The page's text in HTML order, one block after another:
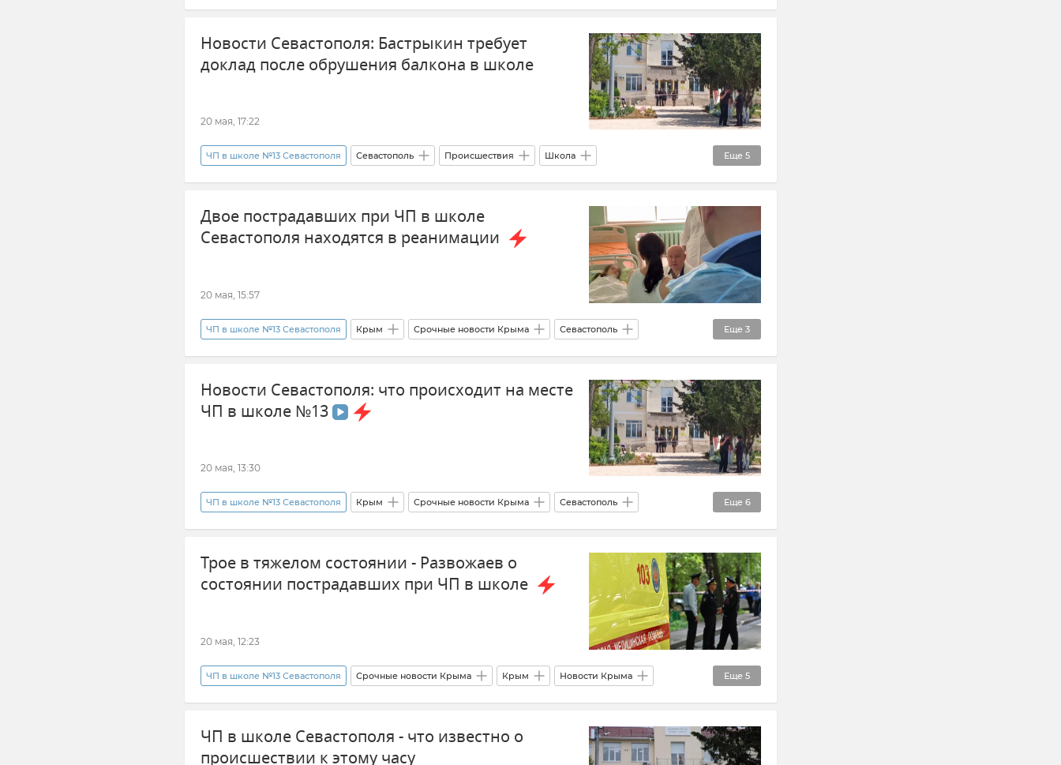
Происшествия Школа Уголовный кодекс Новости Севастополя
Новости Севастополя: Бастрыкин требует
доклад после обрушения балкона в школе
20 мая, 17:22
Еще 5
ЧП в школе №13 Севастополя Севастополь Происшествия Школа
ГСУ СК России по Крыму и Севастополю СК РФ (Следственный комитет Российской Федерации)
Александр Бастрыкин Уголовный кодекс Новости Севастополя
Двое пострадавших при ЧП в школе
Севастополя находятся в реанимации
20 мая, 15:57
Еще 3
ЧП в школе №13 Севастополя Крым Срочные новости Крыма Севастополь
Новости Севастополя Происшествия Михаил Развожаев
Новости Севастополя: что происходит на месте
ЧП в школе №13
20 мая, 13:30
Еще 6
ЧП в школе №13 Севастополя Крым Срочные новости Крыма Севастополь
Новости Севастополя Михаил Развожаев Происшествия Школа дети
Видео
Трое в тяжелом состоянии - Развожаев о
состоянии пострадавших при ЧП в школе
20 мая, 12:23
Еще 5
ЧП в школе №13 Севастополя Срочные новости Крыма Крым Новости Крыма
Севастополь Новости Севастополя Михаил Развожаев дети Школа
ЧП в школе Севастополя - что известно о
происшествии к этому часу